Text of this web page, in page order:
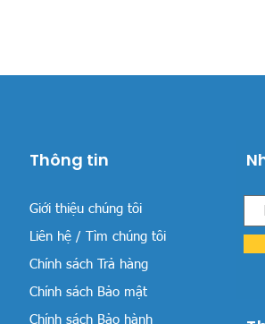
Thông tin
Giới thiệu chúng tôi
Liên hệ / Tìm chúng tôi
Chính sách Trả hàng
Chính sách Bảo mật
Chính sách Bảo hành